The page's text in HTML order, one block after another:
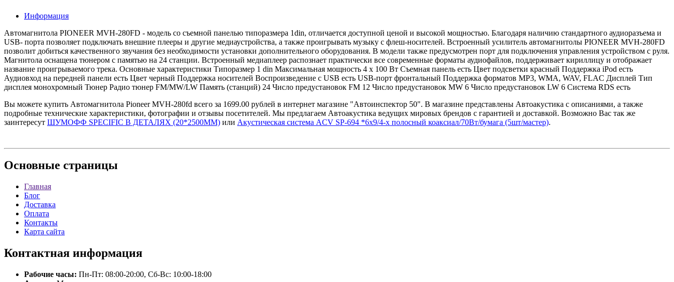
Информация
Автомагнитола PIONEER MVH-280FD - модель со съемной панелью типоразмера 1din, отличается доступной ценой и высокой мощностью. Благодаря наличию стандартного аудиоразъема и
USB- порта позволяет подключать внешние плееры и другие медиаустройства, а также проигрывать музыку с флеш-носителей. Встроенный усилитель автомагнитолы PIONEER MVH-280FD
позволит добиться качественного звучания без необходимости установки дополнительного оборудования. В модели также предусмотрен порт для подключения управления устройством с руля.
Магнитола оснащена тюнером с памятью на 24 станции. Встроенный медиаплеер распознает практически все современные форматы аудиофайлов, поддерживает кириллицу и отображает
название проигрываемого трека. Основные характеристики Типоразмер 1 din Максимальная мощность 4 х 100 Вт Съемная панель есть Цвет подсветки красный Поддержка iPod есть
Аудиовход на передней панели есть Цвет черный Поддержка носителей Воспроизведение с USB есть USB-порт фронтальный Поддержка форматов MP3, WMA, WAV, FLAC Дисплей Тип
дисплея монохромный Тюнер Радио тюнер FM/MW/LW Память (станций) 24 Число предустановок FM 12 Число предустановок MW 6 Число предустановок LW 6 Система RDS есть
Вы можете купить Автомагнитола Pioneer MVH-280fd всего за 1699.00 рублей в интернет магазине "Автоинспектор 50". В магазине представлены Автоакустика с описаниями, а также
подробные технические характеристики, фотографии и отзывы посетителей. Мы предлагаем Автоакустика ведущих мировых брендов с гарантией и доставкой. Возможно Вас так же
заинтересут ШУМОФФ SPECIFIC В ДЕТАЛЯХ (20*2500ММ) или Акустическая система ACV SP-694 *6x9/4-х полосный коаксиал/70Вт/бумага (5шт/мастер).
Основные страницы
Главная
Блог
Доставка
Оплата
Контакты
Карта сайта
Контактная информация
Рабочие часы: Пн-Пт: 08:00-20:00, Сб-Вс: 10:00-18:00